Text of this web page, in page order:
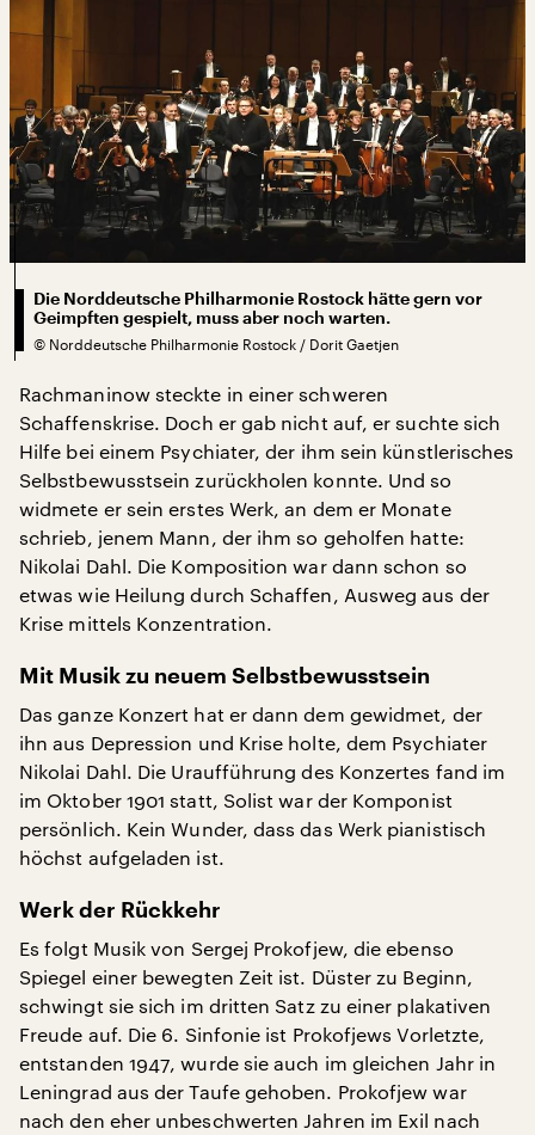
Die Norddeutsche Philharmonie Rostock hätte gern vor
Geimpften gespielt, muss aber noch warten.
© Norddeutsche Philharmonie Rostock / Dorit Gaetjen
Rachmaninow steckte in einer schweren
Schaffenskrise. Doch er gab nicht auf, er suchte sich
Hilfe bei einem Psychiater, der ihm sein künstlerisches
Selbstbewusstsein zurückholen konnte. Und so
widmete er sein erstes Werk, an dem er Monate
schrieb, jenem Mann, der ihm so geholfen hatte:
Nikolai Dahl. Die Komposition war dann schon so
etwas wie Heilung durch Schaffen, Ausweg aus der
Krise mittels Konzentration.
Mit Musik zu neuem Selbstbewusstsein
Das ganze Konzert hat er dann dem gewidmet, der
ihn aus Depression und Krise holte, dem Psychiater
Nikolai Dahl. Die Uraufführung des Konzertes fand im
im Oktober 1901 statt, Solist war der Komponist
persönlich. Kein Wunder, dass das Werk pianistisch
höchst aufgeladen ist.
Werk der Rückkehr
Es folgt Musik von Sergej Prokofjew, die ebenso
Spiegel einer bewegten Zeit ist. Düster zu Beginn,
schwingt sie sich im dritten Satz zu einer plakativen
Freude auf. Die 6. Sinfonie ist Prokofjews Vorletzte,
entstanden 1947, wurde sie auch im gleichen Jahr in
Leningrad aus der Taufe gehoben. Prokofjew war
nach den eher unbeschwerten Jahren im Exil nach